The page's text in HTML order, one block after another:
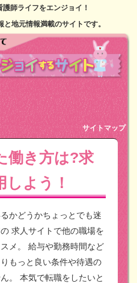
師ライフをエンジョイ！
地元情報満載のサイトです。
サイトマップ
働き方は?求
しよう！
かどうかちょっとでも迷
求人サイトで他の職場を
メ。
給与や勤務時間など
もっと良い条件や待遇の
。
本気で転職をしたいと